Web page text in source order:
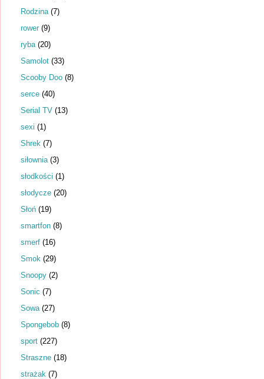
Rodzina (7)
rower (9)
ryba (20)
Samolot (33)
Scooby Doo (8)
serce (40)
Serial TV (13)
sexi (1)
Shrek (7)
siłownia (3)
słodkości (1)
słodycze (20)
Słoń (19)
smartfon (8)
smerf (16)
Smok (29)
Snoopy (2)
Sonic (7)
Sowa (27)
Spongebob (8)
sport (227)
Straszne (18)
strażak (7)